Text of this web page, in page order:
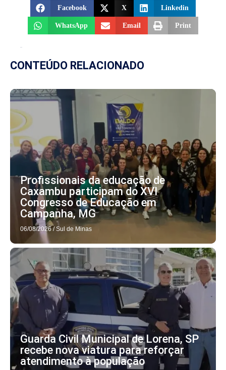
Facebook X Linkedin
WhatsApp Email Print
CONTEÚDO RELACIONADO
Profissionais da educação de
Caxambu participam do XVI
Congresso de Educação em
Campanha, MG
06/08/2026 / Sul de Minas
Guarda Civil Municipal de Lorena, SP
recebe nova viatura para reforçar
atendimento à população